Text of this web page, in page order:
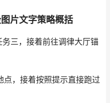
片文字策略概括
三，接着前往调律大厅锚
，接着按照提示直接跑过